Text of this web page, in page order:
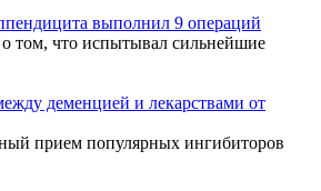
выполнил 9 операций
том, что испытывал сильнейшие
деменцией и лекарствами от
прием популярных ингибиторов